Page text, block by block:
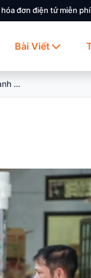
đơn điện tử miễn
Bài Viết
Doanh thu miễn thuế cho hộ kinh doanh mới nhất 2026